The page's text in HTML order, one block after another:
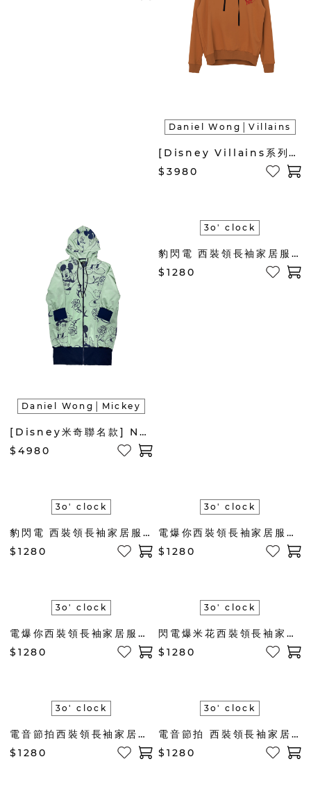
Daniel Wong│Villains
[Disney Villains系列]BROKEN HEARTED 連帽長袖上衣 帽T (卡其)
$3980
Daniel Wong│Mickey
[Disney米奇聯名款] NAMASTE 薄荷綠 中性連帽七分袖長版外套
$4980
3o' clock
豹閃電 西裝領長袖家居服套組(紅)
$1280
3o' clock
豹閃電 西裝領長袖家居服套組(藍綠)
$1280
3o' clock
電爆你西裝領長袖家居服套組(米)
$1280
3o' clock
電爆你西裝領長袖家居服套組(松綠)
$1280
3o' clock
閃電爆米花西裝領長袖家居服套組(橘)
$1280
3o' clock
電音節拍西裝領長袖家居服套組(粉藍)
$1280
3o' clock
電音節拍 西裝領長袖家居服套組(薄荷綠)
$1280